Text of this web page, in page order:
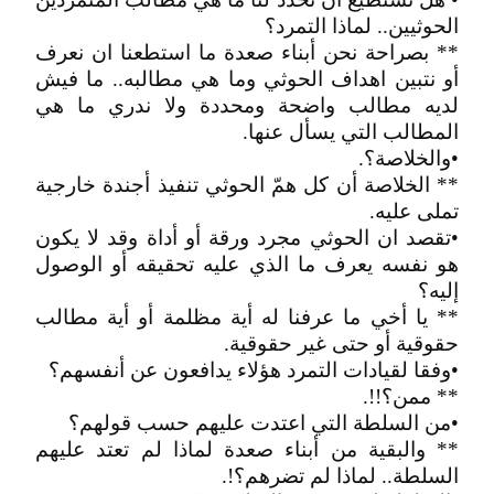
الحوثيين.. لماذا التمرد؟
** بصراحة نحن أبناء صعدة ما استطعنا ان نعرف
أو نتبين اهداف الحوثي وما هي مطالبه.. ما فيش
لديه مطالب واضحة ومحددة ولا ندري ما هي
المطالب التي يسأل عنها.
•والخلاصة؟.
** الخلاصة أن كل همّ الحوثي تنفيذ أجندة خارجية
تملى عليه.
•تقصد ان الحوثي مجرد ورقة أو أداة وقد لا يكون
هو نفسه يعرف ما الذي عليه تحقيقه أو الوصول
إليه؟
** يا أخي ما عرفنا له أية مظلمة أو أية مطالب
حقوقية أو حتى غير حقوقية.
•وفقا لقيادات التمرد هؤلاء يدافعون عن أنفسهم؟
** ممن؟!!.
•من السلطة التي اعتدت عليهم حسب قولهم؟
** والبقية من أبناء صعدة لماذا لم تعتد عليهم
السلطة.. لماذا لم تضرهم؟!.